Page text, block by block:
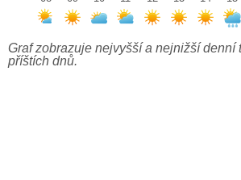
Graf zobrazuje nejvyšší a nejnižší denní
příštích dnů.